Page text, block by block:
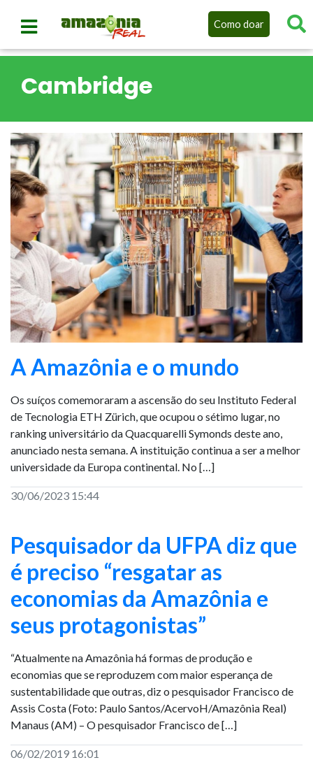
Como doar
Cambridge
A Amazônia e o mundo
Os suíços comemoraram a ascensão do seu Instituto Federal
de Tecnologia ETH Zürich, que ocupou o sétimo lugar, no
ranking universitário da Quacquarelli Symonds deste ano,
anunciado nesta semana. A instituição continua a ser a melhor
universidade da Europa continental. No […]
30/06/2023 15:44
Pesquisador da UFPA diz que
é preciso “resgatar as
economias da Amazônia e
seus protagonistas”
“Atualmente na Amazônia há formas de produção e
economias que se reproduzem com maior esperança de
sustentabilidade que outras, diz o pesquisador Francisco de
Assis Costa (Foto: Paulo Santos/AcervoH/Amazônia Real)
Manaus (AM) – O pesquisador Francisco de […]
06/02/2019 16:01